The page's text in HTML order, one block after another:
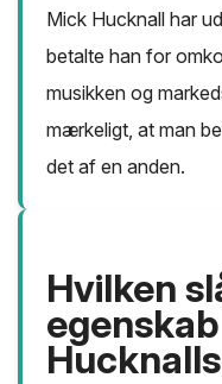
Mick Hucknall har
betalte han for
musikken og
mærkeligt, at man
det af en anden.
Hvilken